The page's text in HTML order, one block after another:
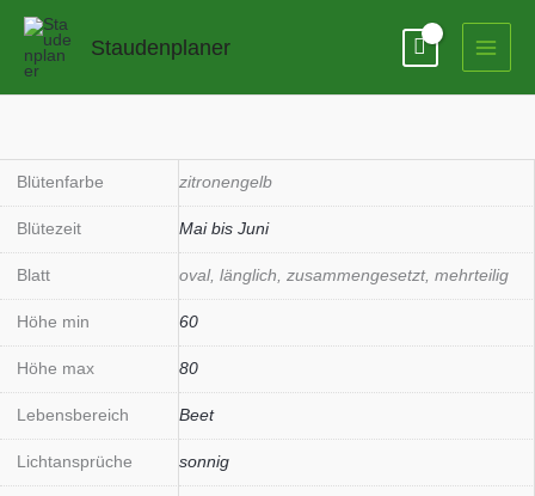
Zum
springen
Staudenplaner
Blütenfarbe zitronengelb
Blütezeit Mai bis Juni
Blatt oval, länglich, zusammengesetzt, mehrteilig
Höhe min 60
Höhe max 80
Lebensbereich Beet
Lichtansprüche sonnig